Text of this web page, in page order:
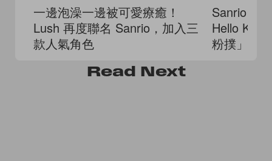
一邊泡澡一邊被可愛療癒！
Lush 再度聯名 Sanrio，加入三
款人氣角色
Sanrio X
Hello Kitty
粉撲」，
Read Next